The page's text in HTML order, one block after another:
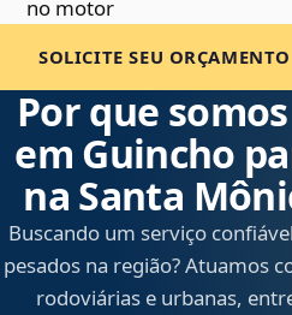
no motor
SOLICITE SEU ORÇAMENTO
Por que
em Guincho
na Santa
Buscando um serviço
pesados na região? Atuamos
rodoviárias e urbanas,